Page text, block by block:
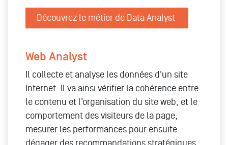
Découvrez le métier de Data Analyst
Web Analyst
Il collecte et analyse les données d'un site
Internet. Il va ainsi vérifier la cohérence entre
le contenu et l’organisation du site web, et le
comportement des visiteurs de la page,
mesurer les performances pour ensuite
dégager des recommandations stratégiques.